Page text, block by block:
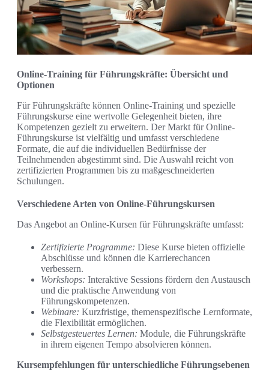
Online-Training für Führungskräfte: Übersicht und
Optionen
Für Führungskräfte können Online-Training und spezielle
Führungskurse eine wertvolle Gelegenheit bieten, ihre
Kompetenzen gezielt zu erweitern. Der Markt für Online-
Führungskurse ist vielfältig und umfasst verschiedene
Formate, die auf die individuellen Bedürfnisse der
Teilnehmenden abgestimmt sind. Die Auswahl reicht von
zertifizierten Programmen bis zu maßgeschneiderten
Schulungen.
Verschiedene Arten von Online-Führungskursen
Das Angebot an Online-Kursen für Führungskräfte umfasst:
Zertifizierte Programme: Diese Kurse bieten offizielle
Abschlüsse und können die Karrierechancen
verbessern.
Workshops: Interaktive Sessions fördern den Austausch
und die praktische Anwendung von
Führungskompetenzen.
Webinare: Kurzfristige, themenspezifische Lernformate,
die Flexibilität ermöglichen.
Selbstgesteuertes Lernen: Module, die Führungskräfte
in ihrem eigenen Tempo absolvieren können.
Kursempfehlungen für unterschiedliche Führungsebenen